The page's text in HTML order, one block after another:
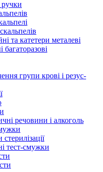
ручки
та катетери металеві
групи крові і резус-
речовини і алкоголь
тест-смужки